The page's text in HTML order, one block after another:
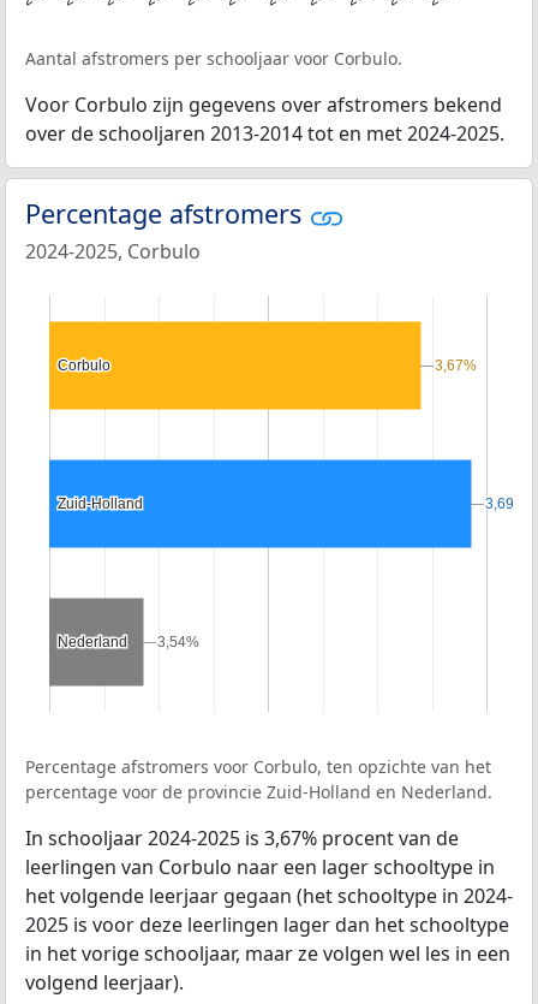
Aantal afstromers per schooljaar voor Corbulo.
Voor Corbulo zijn gegevens over afstromers bekend
over de schooljaren 2013-2014 tot en met 2024-2025.
Percentage afstromers
2024-2025, Corbulo
Corbulo
Corbulo
Zuid-Holland
Zuid-Holland
Nederland
Nederland
3,67%
3,67%
3,69%
3,69%
3,54%
3,54%
Percentage afstromers voor Corbulo, ten opzichte van het
percentage voor de provincie Zuid-Holland en Nederland.
In schooljaar 2024-2025 is 3,67% procent van de
leerlingen van Corbulo naar een lager schooltype in
het volgende leerjaar gegaan (het schooltype in 2024-
2025 is voor deze leerlingen lager dan het schooltype
in het vorige schooljaar, maar ze volgen wel les in een
volgend leerjaar).